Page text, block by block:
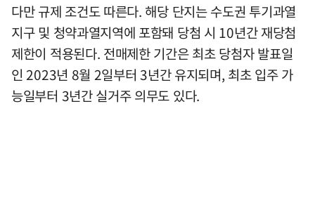
다만 규제 조건도 따른다. 해당 단지는 수도권 투기과열
지구 및 청약과열지역에 포함돼 당첨 시 10년간 재당첨
제한이 적용된다. 전매제한 기간은 최초 당첨자 발표일
인 2023년 8월 2일부터 3년간 유지되며, 최초 입주 가
능일부터 3년간 실거주 의무도 있다.